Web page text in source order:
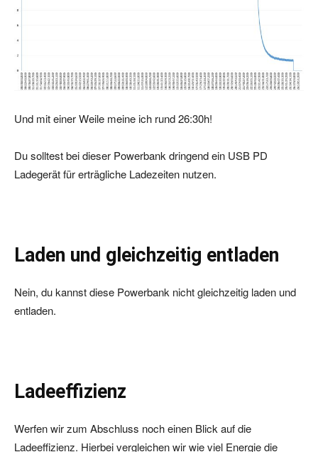
Und mit einer Weile meine ich rund 26:30h!
Du solltest bei dieser Powerbank dringend ein USB PD
Ladegerät für erträgliche Ladezeiten nutzen.
Laden und gleichzeitig entladen
Nein, du kannst diese Powerbank nicht gleichzeitig laden und
entladen.
Ladeeffizienz
Werfen wir zum Abschluss noch einen Blick auf die
Ladeeffizienz. Hierbei vergleichen wir wie viel Energie die